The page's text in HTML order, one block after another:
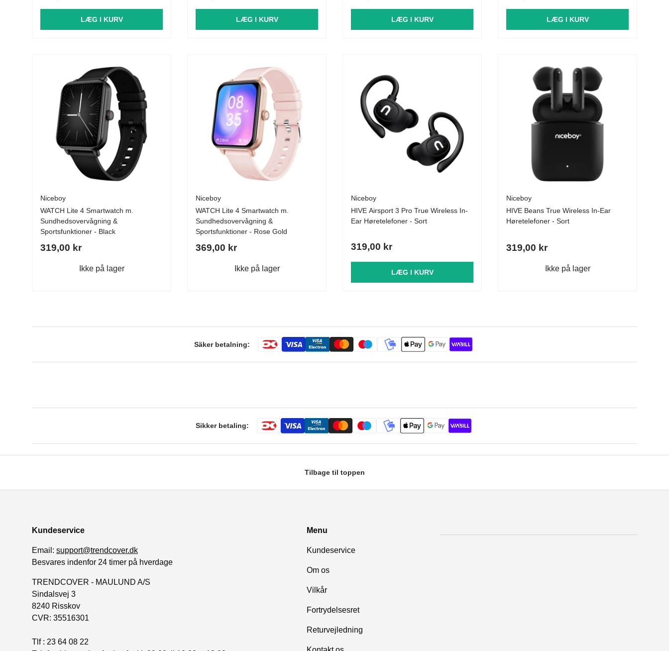
LÆG I KURV LÆG I KURV LÆG I KURV LÆG I KURV
Niceboy
WATCH Lite 4 Smartwatch m.
Sundhedsovervågning &
Sportsfunktioner - Black
319,00 kr
Ikke på lager
Niceboy
WATCH Lite 4 Smartwatch m.
Sundhedsovervågning &
Sportsfunktioner - Rose Gold
369,00 kr
Ikke på lager
Niceboy
HIVE Airsport 3 Pro True Wireless In-
Ear Høretelefoner - Sort
319,00 kr
LÆG I KURV
Niceboy
HIVE Beans True Wireless In-Ear
Høretelefoner - Sort
319,00 kr
Ikke på lager
Säker betalning:
Sikker betaling:
Tilbage til toppen
Kundeservice
Email: support@trendcover.dk
Besvares indenfor 24 timer på hverdage
TRENDCOVER - MAULUND A/S
Sindalsvej 3
8240 Risskov
CVR: 35516301
Tlf : 23 64 08 22
Menu
Kundeservice
Om os
Vilkår
Fortrydelsesret
Returvejledning